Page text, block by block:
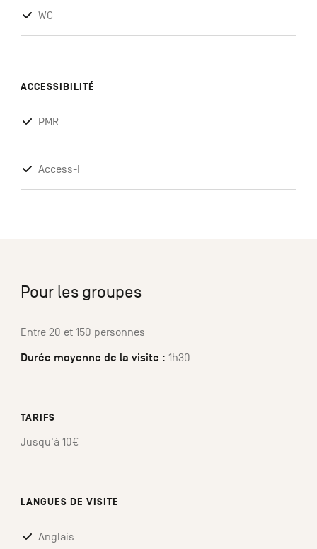
WC
ACCESSIBILITÉ
PMR
Access-I
Pour les groupes
Entre 20 et 150 personnes
Durée moyenne de la visite : 1h30
TARIFS
Jusqu'à 10€
LANGUES DE VISITE
Anglais